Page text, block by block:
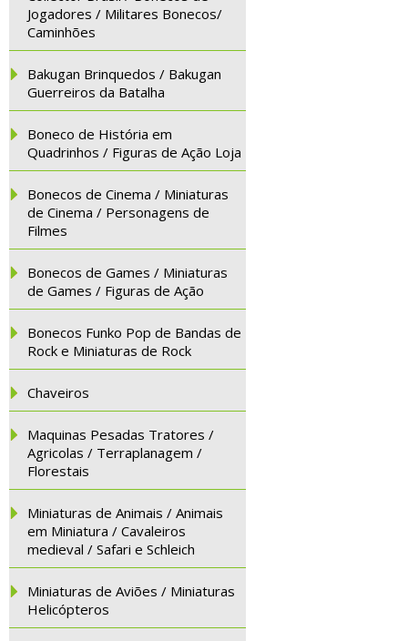
Jogadores / Militares Bonecos/
Caminhões
Bakugan Brinquedos / Bakugan
Guerreiros da Batalha
Boneco de História em
Quadrinhos / Figuras de Ação Loja
Bonecos de Cinema / Miniaturas
de Cinema / Personagens de
Filmes
Bonecos de Games / Miniaturas
de Games / Figuras de Ação
Bonecos Funko Pop de Bandas de
Rock e Miniaturas de Rock
Chaveiros
Maquinas Pesadas Tratores /
Agricolas / Terraplanagem /
Florestais
Miniaturas de Animais / Animais
em Miniatura / Cavaleiros
medieval / Safari e Schleich
Miniaturas de Aviões / Miniaturas
Helicópteros